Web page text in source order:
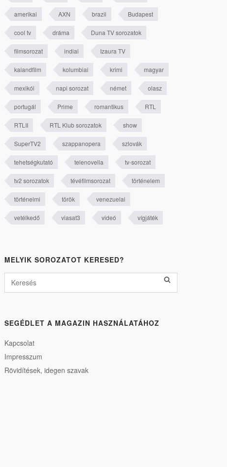
amerikai AXN brazil Budapest
cool tv dráma Duna TV sorozatok
filmsorozat indiai Izaura TV
kalandfilm kolumbiai krimi magyar
mexikói napi sorozat német olasz
portugál Prime romantikus RTL
RTLII RTL Klub sorozatok show
SuperTV2 szappanopera szlovák
tehetségkutató telenovella tv-sorozat
tv2 sorozatok tévéfilmsorozat történelem
történelmi török venezuelai
vetélkedő viasat3 videó vígjáték
MELYIK SOROZATOT KERESED?
SEGÉDLET A MAGAZIN HASZNÁLATÁHOZ
Kapcsolat
Impresszum
Rövidítések, idegen szavak